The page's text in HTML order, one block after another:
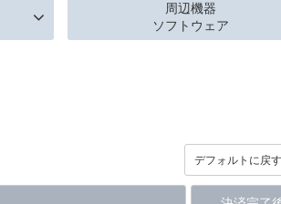
周辺機器
ソフトウェア
デフォルトに戻す